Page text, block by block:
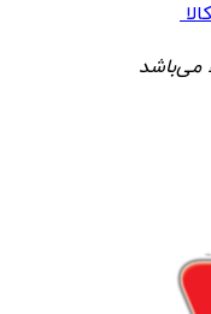
می‌باشد